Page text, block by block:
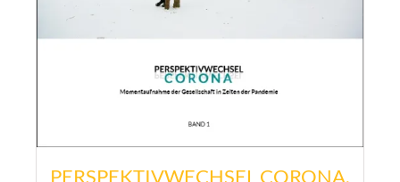
PERSPEKTIVWECHSEL CORONA,